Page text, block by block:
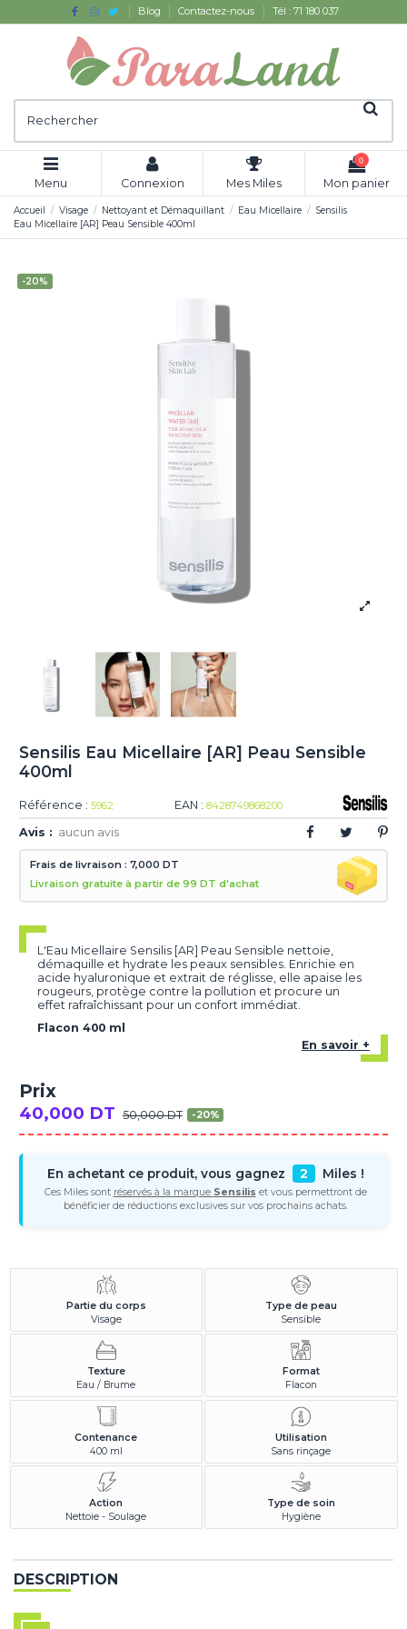
Blog Contactez-nous Tél : 71 180 037
Menu Connexion Mes Miles
0
Mon panier
Accueil Visage Nettoyant et Démaquillant Eau Micellaire
Sensilis
Eau Micellaire [AR] Peau Sensible 400ml
-20%
Sensilis Eau Micellaire [AR] Peau Sensible
400ml
Référence : 5962 EAN : 8428749868200
Avis : aucun avis
Frais de livraison : 7,000 DT
Livraison gratuite à partir de 99 DT d'achat
L'Eau Micellaire Sensilis [AR] Peau Sensible nettoie,
démaquille et hydrate les peaux sensibles. Enrichie en
acide hyaluronique et extrait de réglisse, elle apaise les
rougeurs, protège contre la pollution et procure un
effet rafraîchissant pour un confort immédiat.
Flacon 400 ml
En savoir +
Prix
40,000 DT 50,000 DT -20%
En achetant ce produit, vous gagnez 2 Miles !
Ces Miles sont réservés à la marque Sensilis et vous permettront de
bénéficier de réductions exclusives sur vos prochains achats.
Partie du corps
Visage
Type de peau
Sensible
Texture
Eau / Brume
Format
Flacon
Contenance
400 ml
Utilisation
Sans rinçage
Action
Nettoie - Soulage
Type de soin
Hygiène
DESCRIPTION